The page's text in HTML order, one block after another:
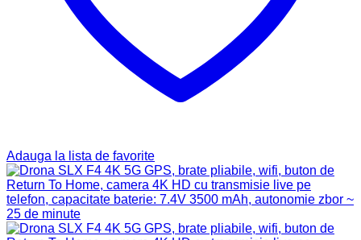
Adauga la lista de favorite